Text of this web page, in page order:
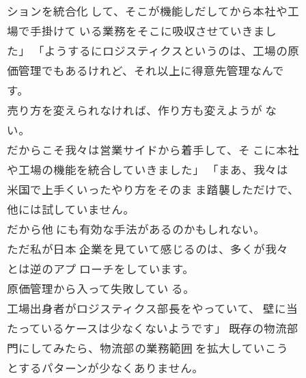
ションを統合化 して、そこが機能しだしてから本社や工
場で手掛けて いる業務をそこに吸収させていきまし
た」 「ようするにロジスティクスというのは、工場の原
価管理でもあるけれど、それ以上に得意先管理なんで
す。
売り方を変えられなければ、作り方も変えようが な
い。
だからこそ我々は営業サイドから着手して、そ こに本社
や工場の機能を統合していきました」 「まあ、我々は
米国で上手くいったやり方をそのま ま踏襲しただけで、
他には試していません。
だから他 にも有効な手法があるのかもしれない。
ただ私が日本 企業を見ていて感じるのは、多くが我々
とは逆のアプ ローチをしています。
原価管理から入って失敗してい る。
工場出身者がロジスティクス部長をやっていて、 壁に当
たっているケースは少なくないようです」 ――既存の物流部
門にしてみたら、物流部の業務範囲 を拡大していこう
とするパターンが少なくありません。